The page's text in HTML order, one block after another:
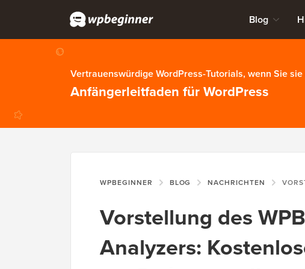
Blog
Vertrauenswürdige WordPress-Tutorials, wenn Sie
Anfängerleitfaden für WordPress
WPBEGINNER BLOG NACHRICHTEN VORSTELLUNG DES WPBEGINNER SEO
Vorstellung des
Analyzers: